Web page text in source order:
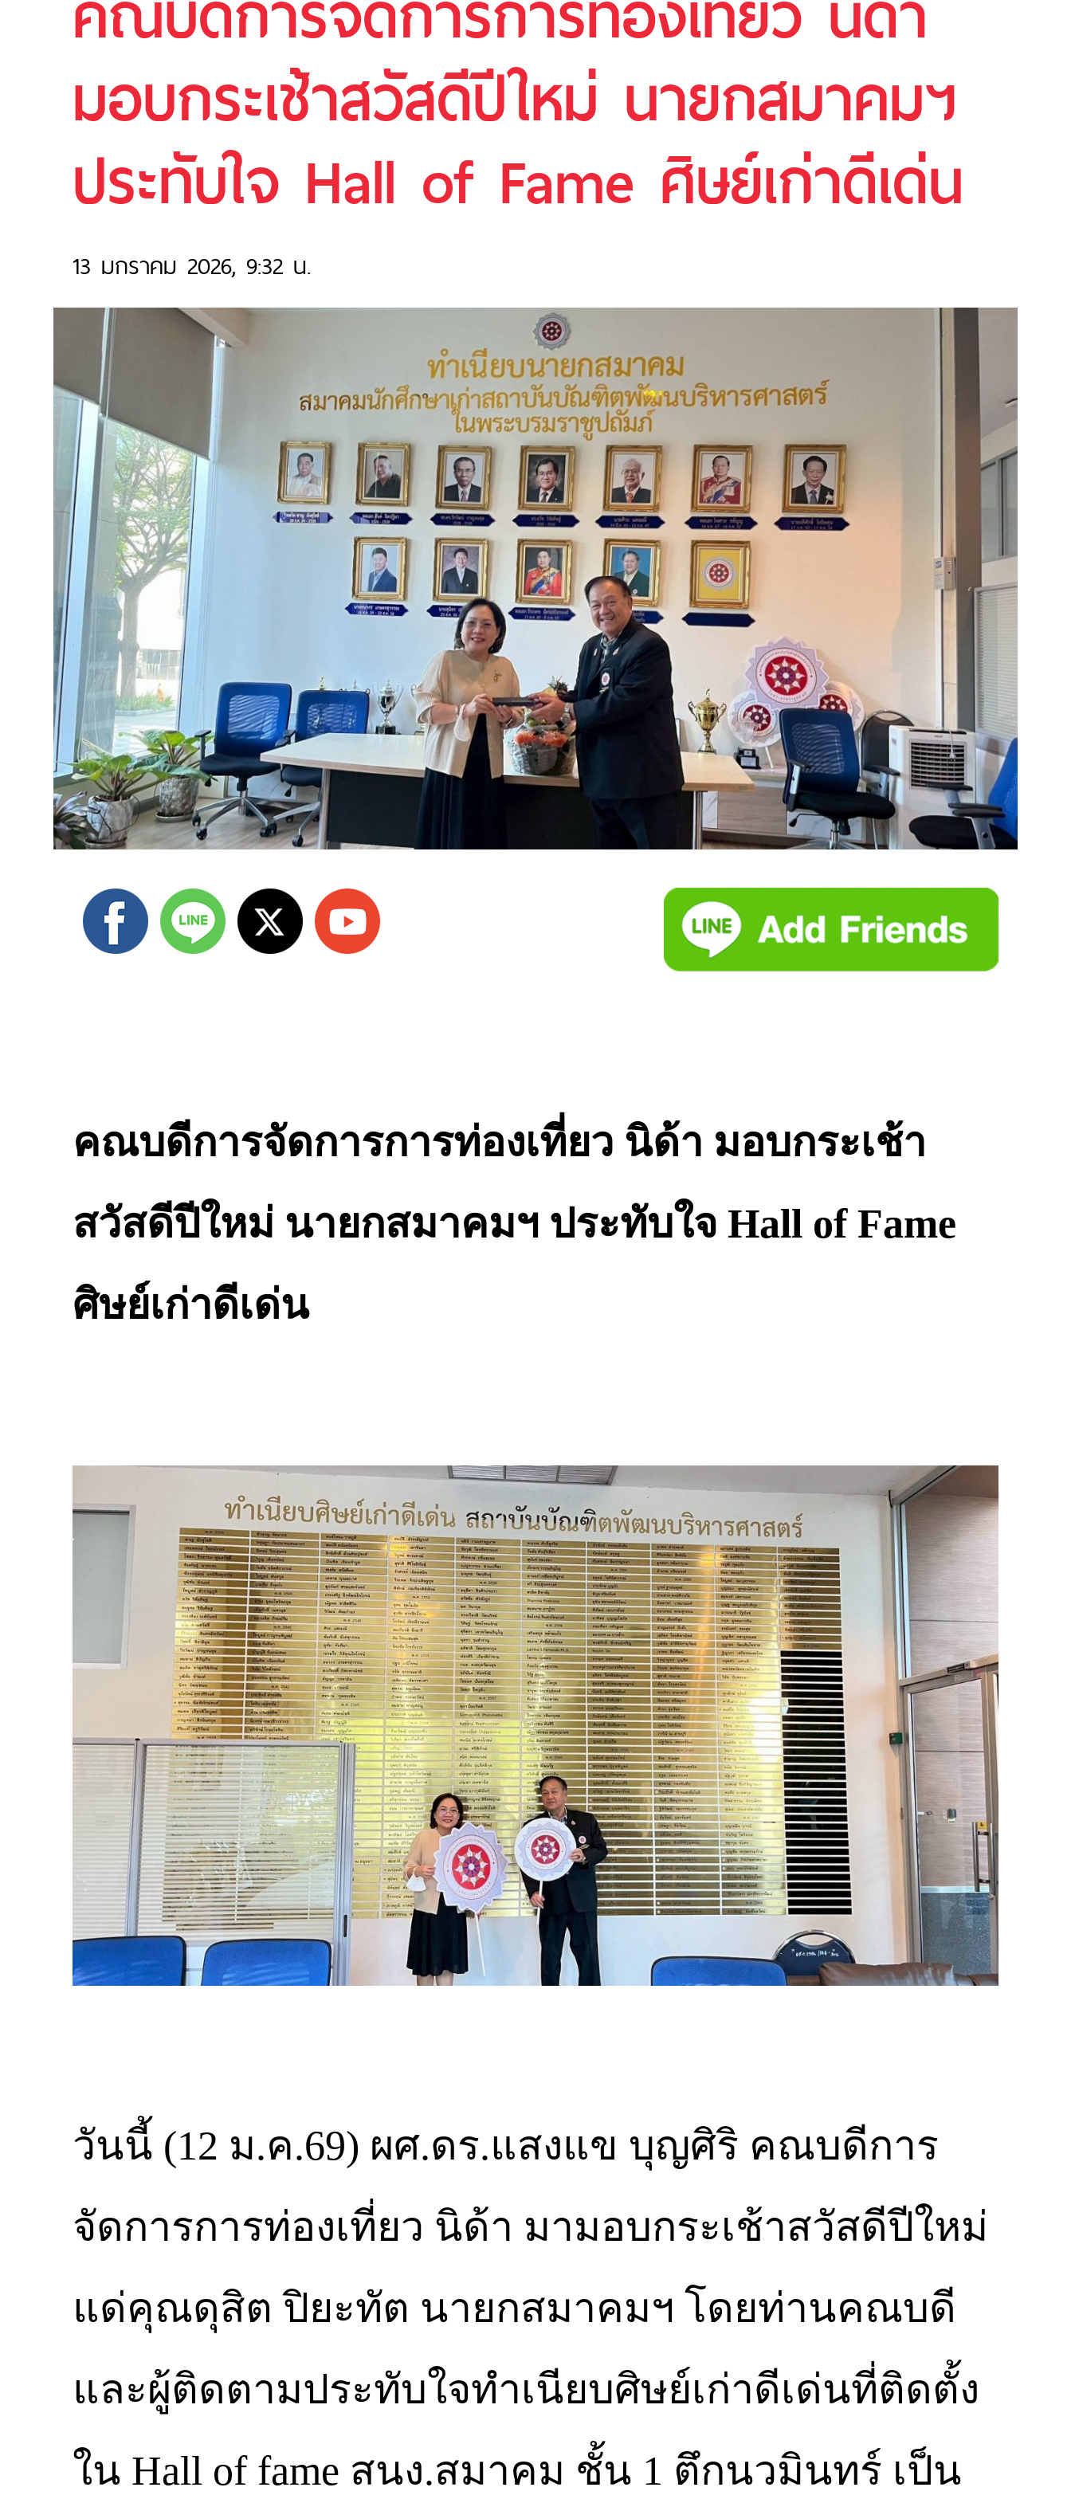
มอบกระเช้าสวัสดีปีใหม่ นายกสมาคมฯ
ประทับใจ Hall of Fame ศิษย์เก่าดีเด่น
13 มกราคม 2026, 9:32 น.
คณบดีการจัดการการท่องเที่ยว นิด้า มอบกระเช้า
สวัสดีปีใหม่ นายกสมาคมฯ ประทับใจ Hall of Fame
ศิษย์เก่าดีเด่น
วันนี้ (12 ม.ค.69) ผศ.ดร.แสงแข บุญศิริ คณบดีการ
จัดการการท่องเที่ยว นิด้า มามอบกระเช้าสวัสดีปีใหม่
แด่คุณดุสิต ปิยะทัต นายกสมาคมฯ โดยท่านคณบดี
และผู้ติดตามประทับใจทำเนียบศิษย์เก่าดีเด่นที่ติดตั้ง
ใน Hall of fame สนง.สมาคม ชั้น 1 ตึกนวมินทร์ เป็น